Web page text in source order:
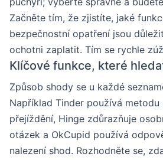
Začněte tím, že zjistíte, jaké
bezpečnostní opatření jsou
ochotni zaplatit. Tím se rychle
Klíčové funkce, které
Způsob shody se u každé
Například Tinder používá metodu
přejíždění, Hinge zdůrazňuje
otázek a OkCupid používá
nalezení shod. Rozhodněte se,